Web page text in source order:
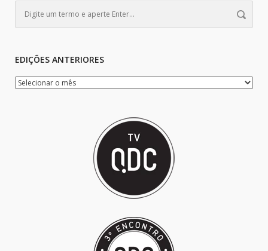
EDIÇÕES ANTERIORES